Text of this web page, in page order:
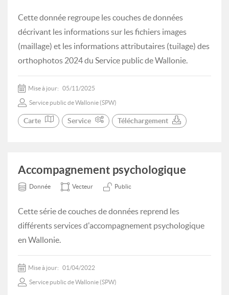
Cette donnée regroupe les couches de données
décrivant les informations sur les fichiers images
(maillage) et les informations attributaires (tuilage) des
orthophotos 2024 du Service public de Wallonie.
Mise à jour: 05/11/2025
Service public de Wallonie (SPW)
Carte Service Téléchargement
Accompagnement psychologique
Donnée Vecteur Public
Cette série de couches de données reprend les
différents services d'accompagnement psychologique
en Wallonie.
Mise à jour: 01/04/2022
Service public de Wallonie (SPW)